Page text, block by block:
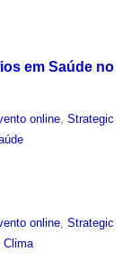
em Saúde no
online ,Strategic
online ,Strategic
,Clima